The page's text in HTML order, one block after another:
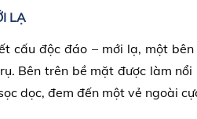
LẠ
cấu độc đáo – mới lạ, một
Bên trên bề mặt được làm
dọc, đem đến một vẻ ngoài